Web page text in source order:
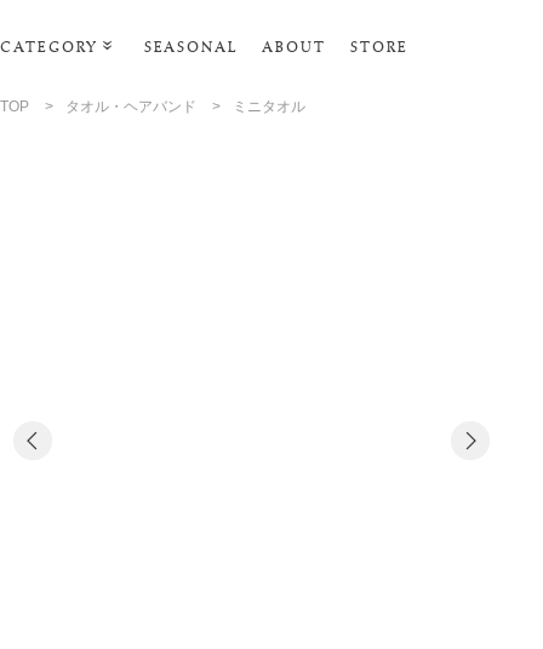
CATEGORY SEASONAL ABOUT STORE
TOP > タオル・ヘアバンド > ミニタオル